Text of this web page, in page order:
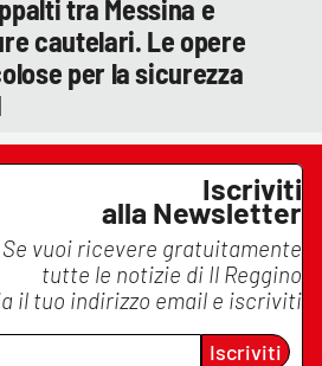
tra Messina e
cautelari. Le opere
per la sicurezza
Iscriviti
alla Newsletter
Se vuoi ricevere gratuitamente
tutte le notizie di Il Reggino
il tuo indirizzo email e iscriviti
Iscriviti